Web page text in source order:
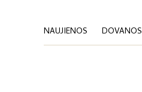
NAUJIENOS DOVANOS